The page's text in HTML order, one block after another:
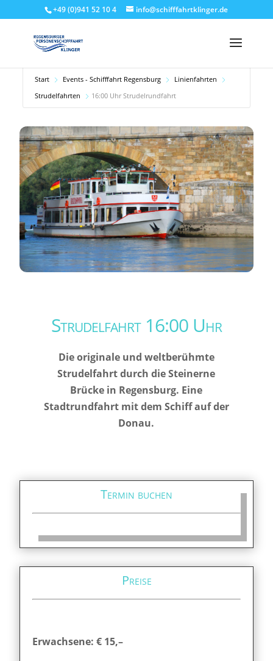
+49 (0)941 52 10 4 info@schifffahrtklinger.de
Start Events - Schifffahrt Regensburg
Linienfahrten
Strudelfahrten
16:00 Uhr Strudelrundfahrt
Strudelfahrt 16:00 Uhr
Die originale und weltberühmte
Strudelfahrt durch die Steinerne
Brücke in Regensburg. Eine
Stadtrundfahrt mit dem Schiff auf der
Donau.
Termin buchen
Preise
Erwachsene: € 15,–